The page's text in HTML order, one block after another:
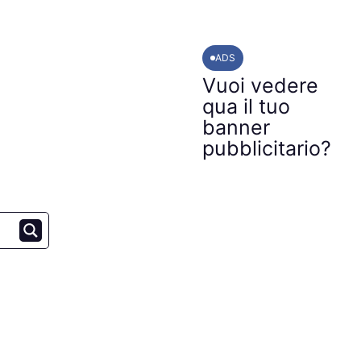
ADS
Vuoi vedere
qua il tuo
banner
pubblicitario?